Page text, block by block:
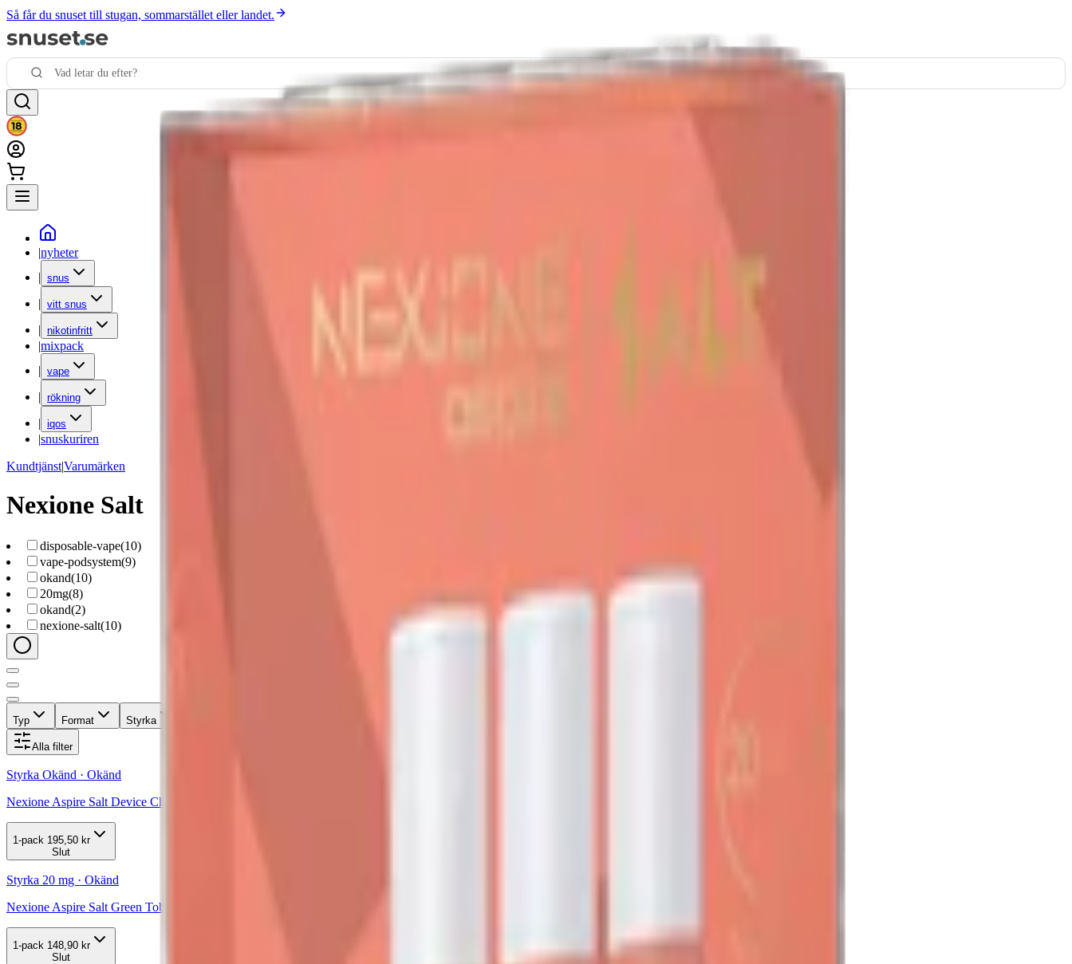
Så får du snuset till stugan, sommarstället eller landet.
|nyheter
| snus
| vitt snus
| nikotinfritt
|mixpack
| vape
| rökning
| iqos
|snuskuriren
Kundtjänst|Varumärken
Nexione Salt
disposable-vape(10)
vape-podsystem(9)
okand(10)
20mg(8)
okand(2)
nexione-salt(10)
Typ Format Styrka
Alla filter
Styrka Okänd · Okänd
Nexione Aspire Salt Device Charcoal Black
1-pack 195,50 kr
Slut
Styrka 20 mg · Okänd
Nexione Aspire Salt Green Tobacco 20mg Pod 3-pack
1-pack 148,90 kr
Slut